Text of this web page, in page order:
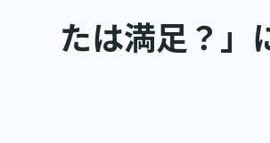
たは満足？」